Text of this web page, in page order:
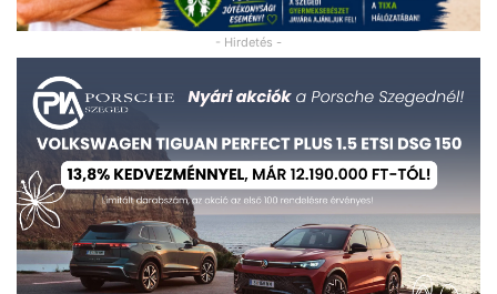
- Hirdetés -